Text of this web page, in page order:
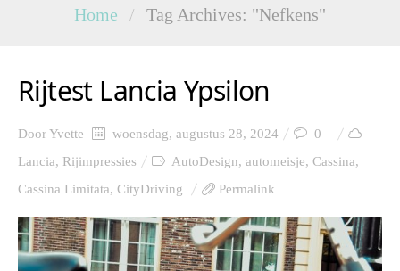
Home / Tag Archives: "Nefkens"
Rijtest Lancia Ypsilon
DoorYvette woensdag, augustus 28, 2024
0
Lancia, Rijimpressies AutoDesign, automeisje, Cassina,
Cassina Limitata, CityDriving Permalink